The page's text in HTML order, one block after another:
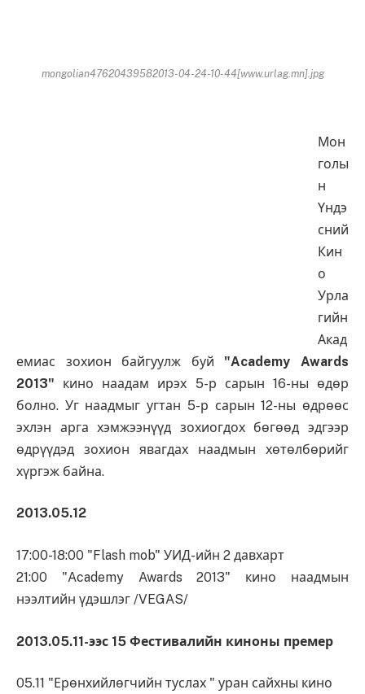
mongolian47620439582013-04-24-10-44[www.urlag.mn].jpg
Мон
голы
н
Үндэ
сний
Кин
о
Урла
гийн
Акад
емиас зохион байгуулж буй "Academy Awards
2013" кино наадам ирэх 5-р сарын 16-ны өдөр
болно. Уг наадмыг угтан 5-р сарын 12-ны өдрөөс
эхлэн арга хэмжээнүүд зохиогдох бөгөөд эдгээр
өдрүүдэд зохион явагдах наадмын хөтөлбөрийг
хүргэж байна.
2013.05.12
17:00-18:00 "Flash mob" УИД-ийн 2 давхарт
21:00 "Academy Awards 2013" кино наадмын
нээлтийн үдэшлэг /VEGAS/
2013.05.11-ээс 15 Фестивалийн киноны премер
05.11 "Ерөнхийлөгчийн туслах " уран сайхны кино